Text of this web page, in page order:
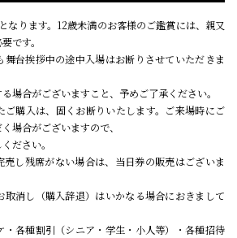
なります。12歳未満のお客様のご鑑賞には、親又
です。
台挨拶中の途中入場はお断りさせていただきま
場合がございますこと、予めご了承ください。
購入は、固くお断りいたします。ご来場時にご
場合がございますので、
ださい。
し残席がない場合は、当日券の販売はございま
消し（購入辞退）はいかなる場合におきまして
各種割引（シニア・学生・小人等）・各種招待